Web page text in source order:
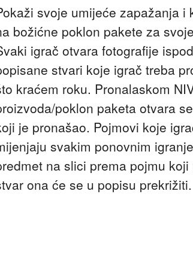
svoje umijeće zapažanja i
božićne poklon pakete za
igrač otvara fotografije
stvari koje igrač treba
kraćem roku. Pronalaskom
poklon paketa otvara
je pronašao. Pojmovi koje
svakim ponovnim
na slici prema pojmu
ona će se u popisu prekrižiti.